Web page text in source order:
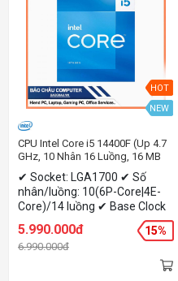
HOT
NEW
CPU Intel Core i5 14400F (Up 4.7
GHz, 10 Nhân 16 Luồng, 16 MB
Cache, Raptor Lake Refresh)
✔ Socket: LGA1700 ✔ Số
nhân/luồng: 10(6P-Core|4E-
Core)/14 luồng ✔ Base Clock
(P-Core): 2.5 GHz ✔ Boost
Clock (P-Core): 4.7 GHz ✔
TDP: 65W
5.990.000đ
6.990.000đ
15%